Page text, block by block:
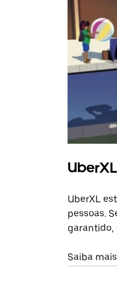
UberXL
pessoas.
garantido,
Saiba